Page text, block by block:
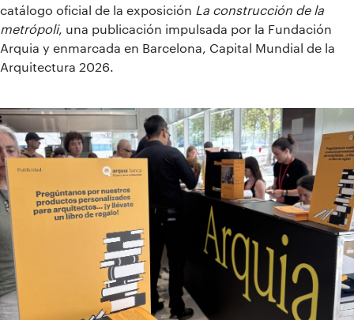
catálogo oficial de la exposición La construcción de la
metrópoli, una publicación impulsada por la Fundación
Arquia y enmarcada en Barcelona, Capital Mundial de la
Arquitectura 2026.